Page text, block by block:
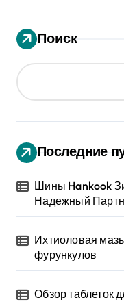
Поиск
Последние
Шины Hankook
Надежный
Ихтиоловая
фурункулов
Обзор таблеток